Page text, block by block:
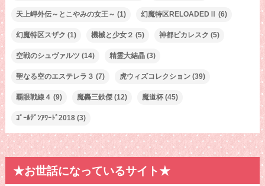
天上岬外伝～とこやみの女王～ (1) 幻魔特区RELOADEDⅡ (6)
幻魔特区スザク (1) 機械と少女２ (5) 神都ピカレスク (5)
空戦のシュヴァルツ (14) 精霊大結晶(3)
聖なる空のエステレラ３ (7) 虎ウィズコレクション(39)
覇眼戦線４ (9) 魔轟三鉄傑(12) 魔道杯(45)
ｺﾞｰﾙﾃﾞﾝｱﾜｰﾄﾞ2018(3)
★お世話になっているサイト★